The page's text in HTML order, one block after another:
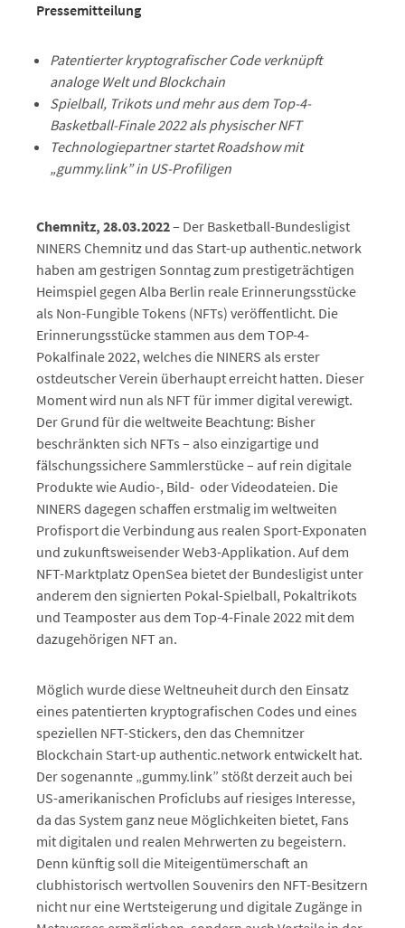
Pressemitteilung
Patentierter kryptografischer Code verknüpft
analoge Welt und Blockchain
Spielball, Trikots und mehr aus dem Top-4-
Basketball-Finale 2022 als physischer NFT
Technologiepartner startet Roadshow mit
„gummy.link” in US-Profiligen
Chemnitz, 28.03.2022– Der Basketball-Bundesligist
NINERS Chemnitz und das Start-up authentic.network
haben am gestrigen Sonntag zum prestigeträchtigen
Heimspiel gegen Alba Berlin reale Erinnerungsstücke
als Non-Fungible Tokens (NFTs) veröffentlicht. Die
Erinnerungsstücke stammen aus dem TOP-4-
Pokalfinale 2022, welches die NINERS als erster
ostdeutscher Verein überhaupt erreicht hatten. Dieser
Moment wird nun als NFT für immer digital verewigt.
Der Grund für die weltweite Beachtung: Bisher
beschränkten sich NFTs – also einzigartige und
fälschungssichere Sammlerstücke – auf rein digitale
Produkte wie Audio-, Bild- oder Videodateien. Die
NINERS dagegen schaffen erstmalig im weltweiten
Profisport die Verbindung aus realen Sport-Exponaten
und zukunftsweisender Web3-Applikation. Auf dem
NFT-Marktplatz OpenSea bietet der Bundesligist unter
anderem den signierten Pokal-Spielball, Pokaltrikots
und Teamposter aus dem Top-4-Finale 2022 mit dem
dazugehörigen NFT an.
Möglich wurde diese Weltneuheit durch den Einsatz
eines patentierten kryptografischen Codes und eines
speziellen NFT-Stickers, den das Chemnitzer
Blockchain Start-up authentic.network entwickelt hat.
Der sogenannte „gummy.link” stößt derzeit auch bei
US-amerikanischen Proficlubs auf riesiges Interesse,
da das System ganz neue Möglichkeiten bietet, Fans
mit digitalen und realen Mehrwerten zu begeistern.
Denn künftig soll die Miteigentümerschaft an
clubhistorisch wertvollen Souvenirs den NFT-Besitzern
nicht nur eine Wertsteigerung und digitale Zugänge in